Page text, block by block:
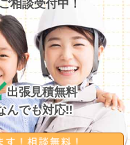
出張見積無料
んでも対応!!